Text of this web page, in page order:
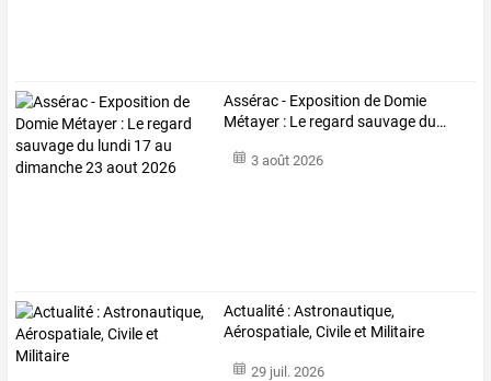
Assérac- Exposition de Domie
Métayer : Le regard sauvagedu…
3 août 2026
Actualité : Astronautique,
Aérospatiale, Civile et Militaire
29 juil. 2026